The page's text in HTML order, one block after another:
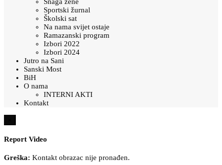
Sportski žurnal
Školski sat
Na nama svijet ostaje
Ramazanski program
Izbori 2022
Izbori 2024
Jutro na Sani
Sanski Most
BiH
O nama
INTERNI AKTI
Kontakt
Report Video
Greška: Kontakt obrazac nije pronađen.